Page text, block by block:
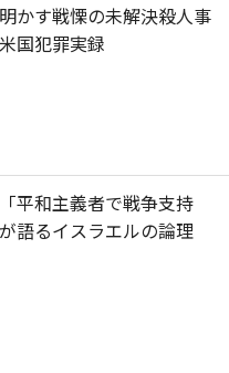
かす戦慄の未解決殺人事
国犯罪実録
平和主義者で戦争支持
語るイスラエルの論理